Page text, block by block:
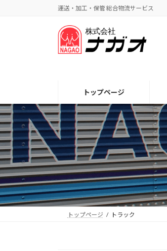
プ
動
運送・加工・保管 総合物流サービス
トップページ
トップページ トラック